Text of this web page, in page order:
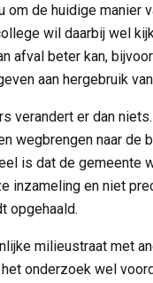
om de huidige manier
wil daarbij wel
afval beter kan,
aan hergebruik
verandert er dan
wegbrengen naar de
is dat de gemeente
inzameling en niet
opgehaald.
milieustraat met
onderzoek wel